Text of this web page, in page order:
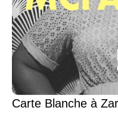
Carte Blanche à